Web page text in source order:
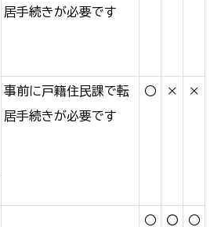
居手続きが必要です
事前に戸籍住民課で転
居手続きが必要です
○ × ×
○ 〇 ○